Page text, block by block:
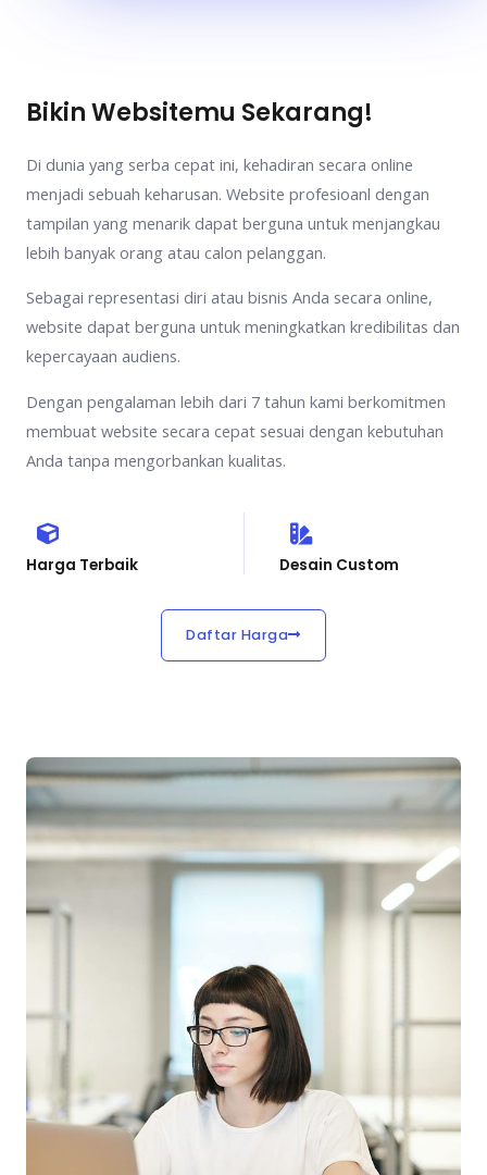
Bikin Websitemu Sekarang!
Di dunia yang serba cepat ini, kehadiran secara online
menjadi sebuah keharusan. Website profesioanl dengan
tampilan yang menarik dapat berguna untuk menjangkau
lebih banyak orang atau calon pelanggan.
Sebagai representasi diri atau bisnis Anda secara online,
website dapat berguna untuk meningkatkan kredibilitas dan
kepercayaan audiens.
Dengan pengalaman lebih dari 7 tahun kami berkomitmen
membuat website secara cepat sesuai dengan kebutuhan
Anda tanpa mengorbankan kualitas.
Harga Terbaik Desain Custom
Daftar Harga